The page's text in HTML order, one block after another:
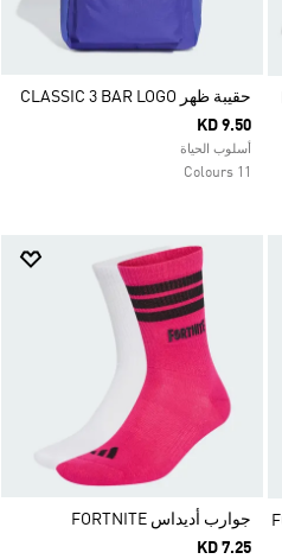
حقيبة ظهر CLASSIC 3 BAR LOGO
KD 9.50
أسلوب الحياة
11 Colours
جوارب أديداس FORTNITE
KD 7.25